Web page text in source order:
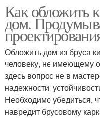
Как обложить
дом.
Обложить дом из бруса
человеку, не имеющему
здесь вопрос не в
надежности,
Необходимо убедиться,
навредит брусовому